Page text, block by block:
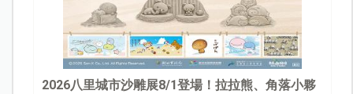
2026八里城市沙雕展8/1登場！拉拉熊、角落小夥